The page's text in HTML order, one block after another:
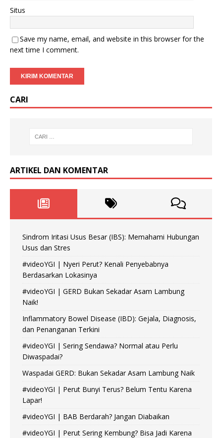
Situs
Save my name, email, and website in this browser for the
next time I comment.
CARI
ARTIKEL DAN KOMENTAR
Sindrom Iritasi Usus Besar (IBS): Memahami Hubungan
Usus dan Stres
#videoYGI | Nyeri Perut? Kenali Penyebabnya
Berdasarkan Lokasinya
#videoYGI | GERD Bukan Sekadar Asam Lambung
Naik!
Inflammatory Bowel Disease (IBD): Gejala, Diagnosis,
dan Penanganan Terkini
#videoYGI | Sering Sendawa? Normal atau Perlu
Diwaspadai?
Waspadai GERD: Bukan Sekadar Asam Lambung Naik
#videoYGI | Perut Bunyi Terus? Belum Tentu Karena
Lapar!
#videoYGI | BAB Berdarah? Jangan Diabaikan
#videoYGI | Perut Sering Kembung? Bisa Jadi Karena